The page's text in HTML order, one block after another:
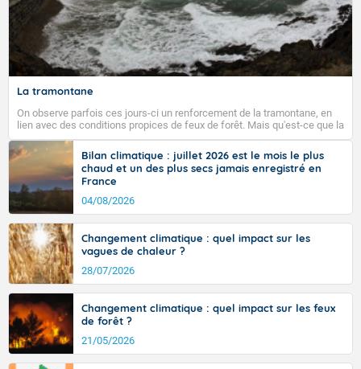
La tramontane
On observe parfois ces jours-ci un renforcement de la tramontane, en
lien avec des conditions propices de feux de forêt. Mais qu'est-ce que la
tramontane ? Quelles sont ses caractéristiques ? La tramontane est un
vent turbulent soufflant de secteur nord-ouest à nord, ou ouest à nord-
ouest, dans un secteur qui part du Roussillon à la vallée de l’Aude et à
l’ouest de l’Hérault. L’étymologie de ce vent vient du latin trasmontanus,
signifiant au-delà des monts, en allusion aux régions montagneuses
d’où provient ce vent.
Bilan climatique : juillet 2026 est le mois le plus
chaud et un des plus secs jamais enregistré en
France
04/08/2026
Changement climatique : quel impact sur les
vagues de chaleur ?
28/07/2026
Changement climatique : quel impact sur les feux
de forêt ?
21/05/2026